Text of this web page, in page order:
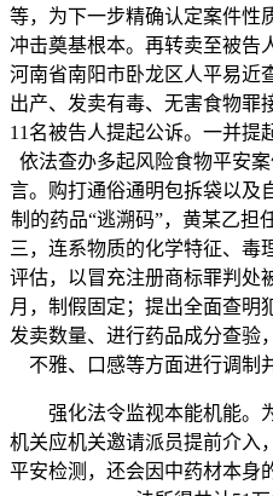
等，为下一步精确认定案件性
冲击奠基根本。再转卖至被告
河南省南阳市卧龙区人平易近
出产、发卖有毒、无害食物罪
11名被告人提起公诉。一并提
依法查办多起风险食物平安
言。购打通俗通明包拆袋以及
制的药品“逃溯码”，黄某乙担
三，连系物质的化学特征、毒
评估，以冒充注册商标罪判处
月，制假固定；提出全面查明
发卖数量、进行药品成分查验
不雅、口感等方面进行调制
强化法令监视本能机能。
机关应机关邀请派员提前介入
平安检测，还会因中药材本身